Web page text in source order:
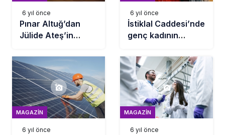
6 yıl önce
Pınar Altuğ’dan
Jülide Ateş’in
sert yanıt: Sana ne
ya da kime ne!
6 yıl önce
İstiklal Caddesi’nde
genç kadının
şaştı kaldı!
MAGAZIN
6 yıl önce
MAGAZIN
6 yıl önce